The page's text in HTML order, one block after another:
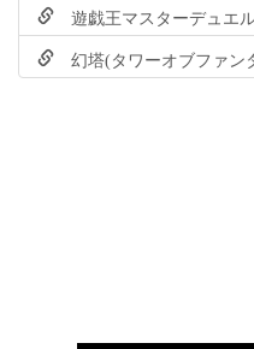
遊戯王マスターデュエ
幻塔(タワーオブファン